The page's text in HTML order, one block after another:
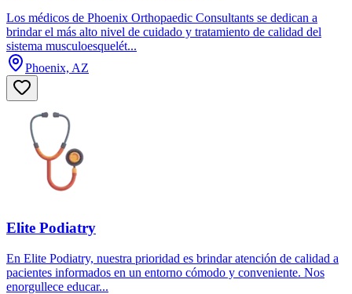
Los médicos de Phoenix Orthopaedic Consultants se dedican a
brindar el más alto nivel de cuidado y tratamiento de calidad del
sistema musculoesquelét...
Phoenix, AZ
Elite Podiatry
En Elite Podiatry, nuestra prioridad es brindar atención de calidad a
pacientes informados en un entorno cómodo y conveniente. Nos
enorgullece educar...